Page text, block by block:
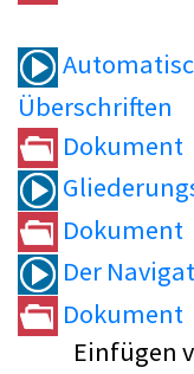
Überschriften
Dokument
Dokument
Der
Dokument
Einfügen